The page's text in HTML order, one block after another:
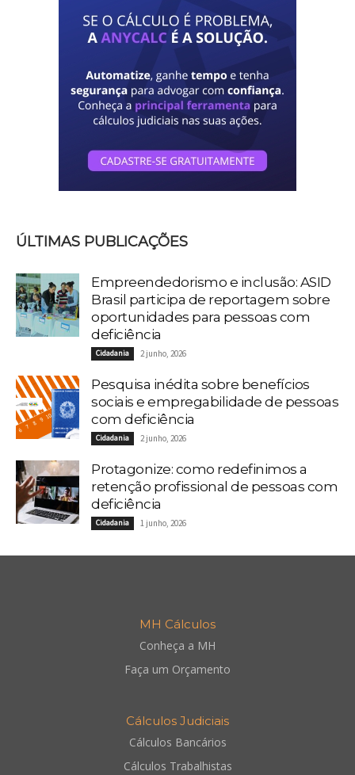
ÚLTIMAS PUBLICAÇÕES
Empreendedorismo e inclusão: ASID
Brasil participa de reportagem sobre
oportunidades para pessoas com
deficiência
Cidadania 2 junho, 2026
Pesquisa inédita sobre benefícios
sociais e empregabilidade de pessoas
com deficiência
Cidadania 2 junho, 2026
Protagonize: como redefinimos a
retenção profissional de pessoas com
deficiência
Cidadania 1 junho, 2026
MH Cálculos
Conheça a MH
Faça um Orçamento
Cálculos Judiciais
Cálculos Bancários
Cálculos Trabalhistas